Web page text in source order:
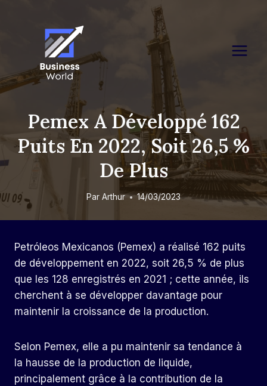
Pemex A Développé 162
Puits En 2022, Soit 26,5 %
De Plus
Par Arthur 14/03/2023
Petróleos Mexicanos (Pemex) a réalisé 162 puits
de développement en 2022, soit 26,5 % de plus
que les 128 enregistrés en 2021 ; cette année, ils
cherchent à se développer davantage pour
maintenir la croissance de la production.
Selon Pemex, elle a pu maintenir sa tendance à
la hausse de la production de liquide,
principalement grâce à la contribution de la